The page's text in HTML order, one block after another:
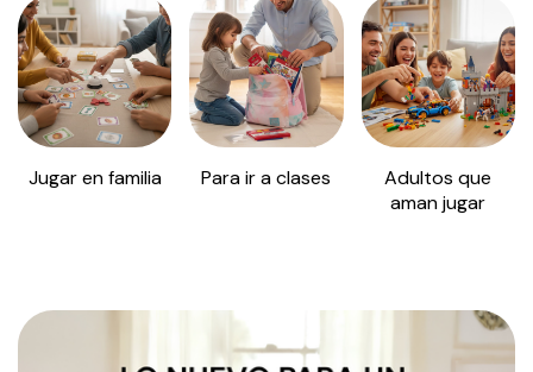
Jugar en familia Para ir a clases
Adultos que
aman jugar